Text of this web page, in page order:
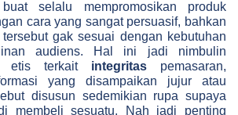
selalu mempromosikan produk
cara yang sangat persuasif, bahkan
gak sesuai dengan kebutuhan
audiens. Hal ini jadi nimbulin
etis terkait integritas pemasaran,
yang disampaikan jujur atau
disusun sedemikian rupa supaya
membeli sesuatu. Nah jadi penting